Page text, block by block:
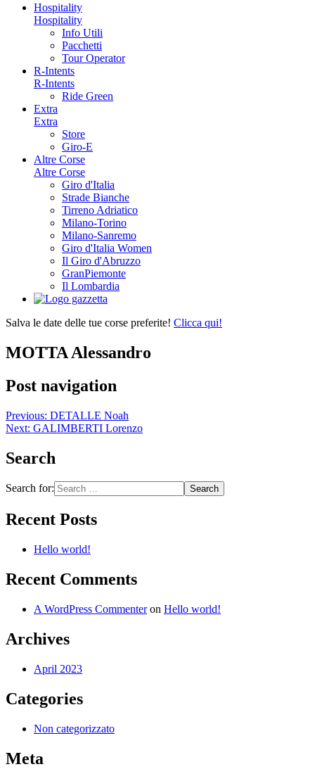
Hospitality
Hospitality
Info Utili
Pacchetti
Tour Operator
R-Intents
R-Intents
Ride Green
Extra
Extra
Store
Giro-E
Altre Corse
Altre Corse
Giro d'Italia
Strade Bianche
Tirreno Adriatico
Milano-Torino
Milano-Sanremo
Giro d'Italia Women
Il Giro d'Abruzzo
GranPiemonte
Il Lombardia
Salva le date delle tue corse preferite! Clicca qui!
MOTTA Alessandro
Post navigation
Previous: DETALLE Noah
Next: GALIMBERTI Lorenzo
Search
Search for:
Recent Posts
Hello world!
Recent Comments
A WordPress Commenteron Hello world!
Archives
April 2023
Categories
Non categorizzato
Meta